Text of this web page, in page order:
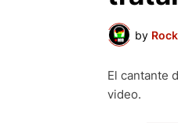
by
El cantante
video.